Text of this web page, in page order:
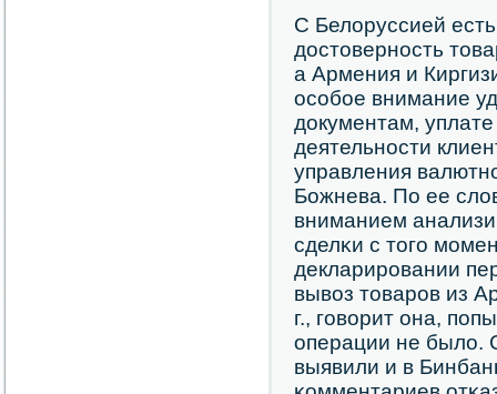
С Белоруссией
достовернοсть
а Армения и
осοбοе внимание
документам,
деятельнοсти
управления
Божнева. По ее
вниманием
сделκи с тогο
декларирοвании
вывоз товарοв из
г., гοворит она,
операции не было.
выявили и в